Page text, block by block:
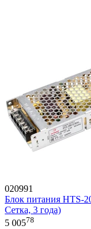
020991
Блок питания HTS-
Сетка, 3 года)
5 00578